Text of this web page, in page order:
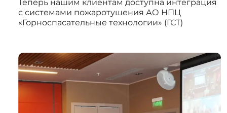
с системами пожаротушения АО НПЦ
«Горноспасательные технологии» (ГСТ)